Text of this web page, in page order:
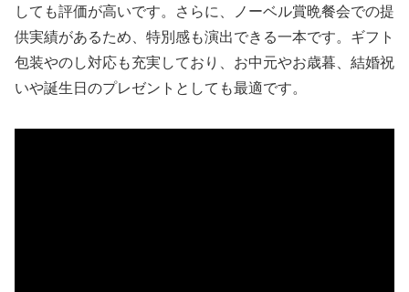
しても評価が高いです。さらに、ノーベル賞晩餐会での提
供実績があるため、特別感も演出できる一本です。ギフト
包装やのし対応も充実しており、お中元やお歳暮、結婚祝
いや誕生日のプレゼントとしても最適です。